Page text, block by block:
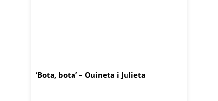
‘Bota, bota’ – Ouineta i Julieta